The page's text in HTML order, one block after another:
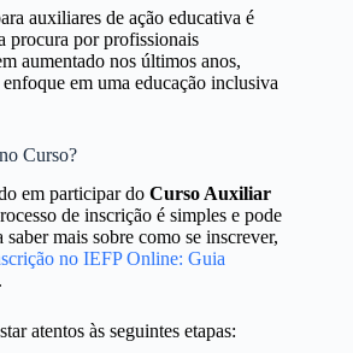
auxiliares de ação educativa é
procura por profissionais
aumentado nos últimos anos,
em uma educação inclusiva
Curso?
em participar do Curso Auxiliar
de inscrição é simples e pode
mais sobre como se inscrever,
no IEFP Online: Guia
.
atentos às seguintes etapas: